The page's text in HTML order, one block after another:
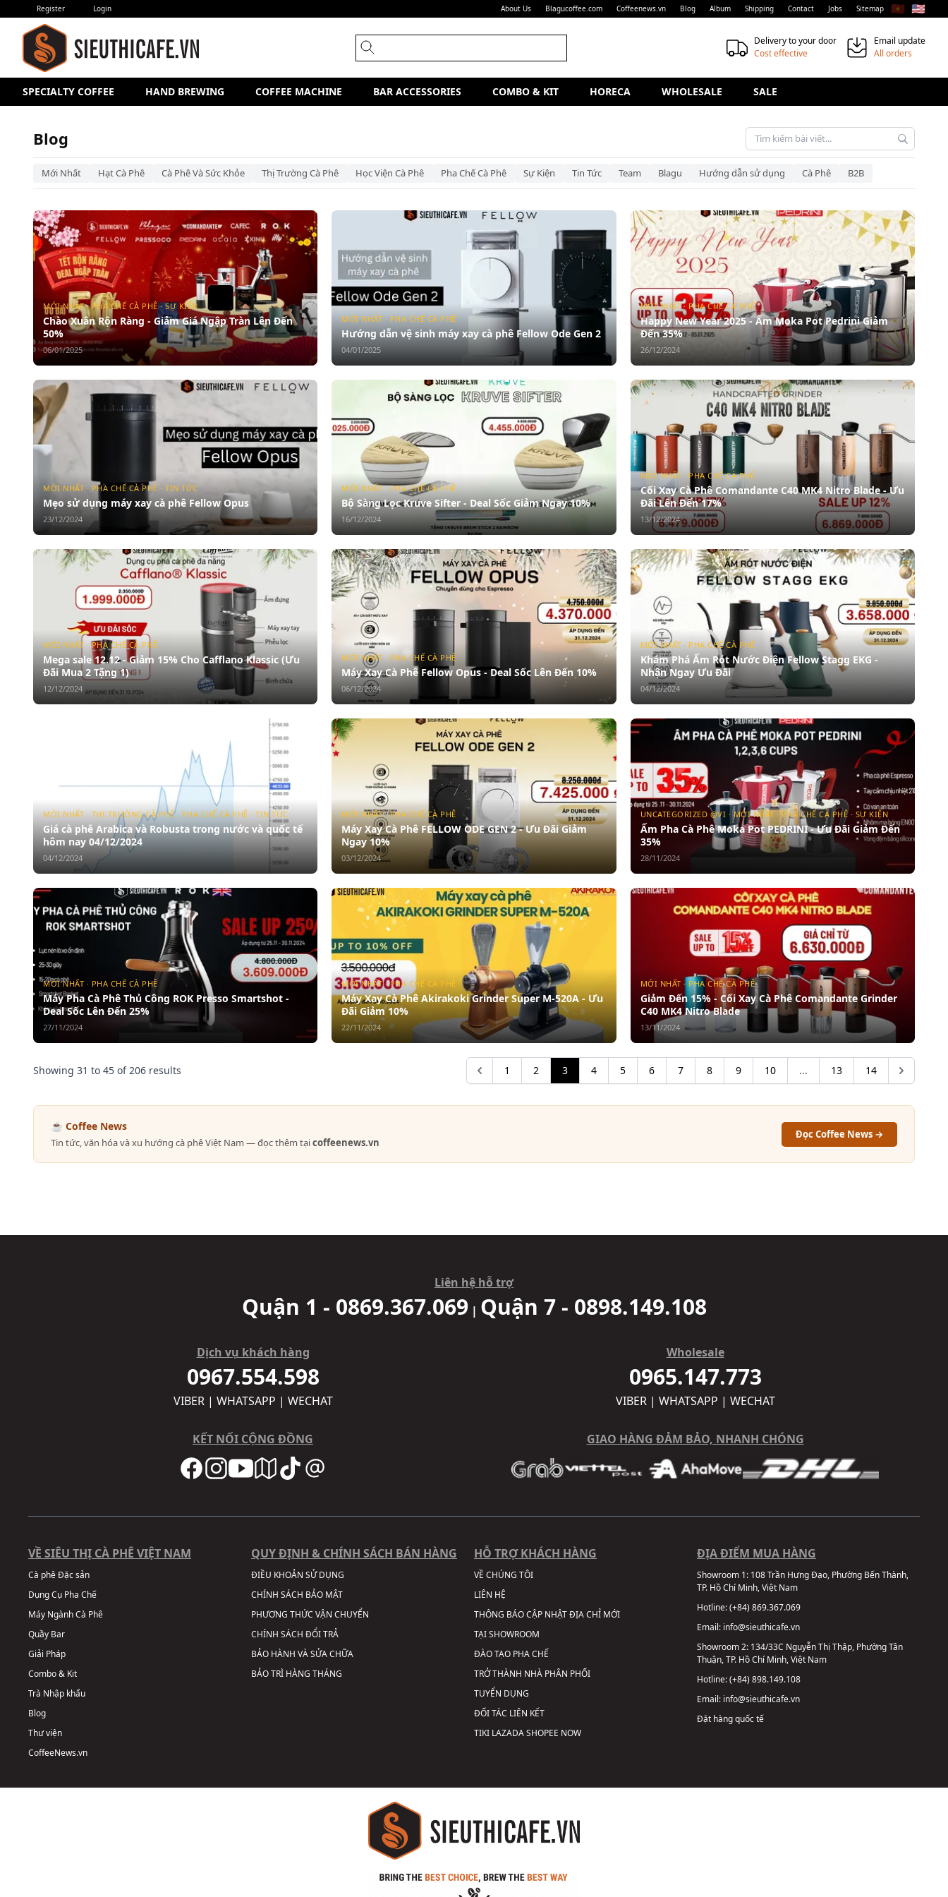
Register Login About Us Blagucoffee.com Coffeenews.vn Blog Album Shipping Contact Jobs Sitemap 🇻🇳 🇺🇸
Delivery to your door
Cost effective
Email update
All orders
SPECIALTY COFFEE HAND BREWING COFFEE MACHINE BAR ACCESSORIES COMBO & KIT HORECA WHOLESALE SALE
Blog
Mới Nhất Hạt Cà Phê Cà Phê Và Sức Khỏe Thị Trường Cà Phê Học Viện Cà Phê Pha Chế Cà Phê Sự Kiện Tin Tức Team Blagu Hướng dẫn sử dụng Cà Phê B2B
MỚI NHẤT · PHA CHẾ CÀ PHÊ · SỰ KIỆN
Chào Xuân Rộn Ràng - Giảm Giá Ngập Tràn Lên Đến
50%
06/01/2025
MỚI NHẤT · PHA CHẾ CÀ PHÊ
Hướng dẫn vệ sinh máy xay cà phê Fellow Ode Gen 2
04/01/2025
MỚI NHẤT · PHA CHẾ CÀ PHÊ
Happy New Year 2025 - Ấm Moka Pot Pedrini Giảm
Đến 35%
26/12/2024
MỚI NHẤT · PHA CHẾ CÀ PHÊ · TIN TỨC
Mẹo sử dụng máy xay cà phê Fellow Opus
23/12/2024
MỚI NHẤT · PHA CHẾ CÀ PHÊ
Bộ Sàng Lọc Kruve Sifter - Deal Sốc Giảm Ngay 10%
16/12/2024
MỚI NHẤT · PHA CHẾ CÀ PHÊ
Cối Xay Cà Phê Comandante C40 MK4 Nitro Blade - Ưu
Đãi Lên Đến 17%
13/12/2024
MỚI NHẤT · PHA CHẾ CÀ PHÊ
Mega sale 12.12 - Giảm 15% Cho Cafflano Klassic (Ưu
Đãi Mua 2 Tặng 1)
12/12/2024
MỚI NHẤT · PHA CHẾ CÀ PHÊ
Máy Xay Cà Phê Fellow Opus - Deal Sốc Lên Đến 10%
06/12/2024
MỚI NHẤT · PHA CHẾ CÀ PHÊ
Khám Phá Ấm Rót Nước Điện Fellow Stagg EKG -
Nhận Ngay Ưu Đãi
04/12/2024
MỚI NHẤT · THỊ TRƯỜNG CÀ PHÊ · PHA CHẾ CÀ PHÊ · TIN TỨC
Giá cà phê Arabica và Robusta trong nước và quốc tế
hôm nay 04/12/2024
04/12/2024
MỚI NHẤT · PHA CHẾ CÀ PHÊ
Máy Xay Cà Phê FELLOW ODE GEN 2 - Ưu Đãi Giảm
Ngay 10%
03/12/2024
UNCATEGORIZED @VI · MỚI NHẤT · PHA CHẾ CÀ PHÊ · SỰ KIỆN
Ấm Pha Cà Phê Moka Pot PEDRINI - Ưu Đãi Giảm Đến
35%
28/11/2024
MỚI NHẤT · PHA CHẾ CÀ PHÊ
Máy Pha Cà Phê Thủ Công ROK Presso Smartshot -
Deal Sốc Lên Đến 25%
27/11/2024
MỚI NHẤT · PHA CHẾ CÀ PHÊ
Máy Xay Cà Phê Akirakoki Grinder Super M-520A - Ưu
Đãi Giảm 10%
22/11/2024
MỚI NHẤT · PHA CHẾ CÀ PHÊ
Giảm Đến 15% - Cối Xay Cà Phê Comandante Grinder
C40 MK4 Nitro Blade
13/11/2024
Showing 31 to 45 of206 results 1 2 3 4 5 6 7 8 9 10 ... 13 14
☕ Coffee News
Tin tức, văn hóa và xu hướng cà phê Việt Nam — đọc thêm tạicoffeenews.vn
Đọc Coffee News →
Liên hệ hỗ trợ
Quận 1 - 0869.367.069 | Quận 7 - 0898.149.108
Dịch vụ khách hàng
0967.554.598
VIBER | WHATSAPP | WECHAT
Wholesale
0965.147.773
VIBER | WHATSAPP | WECHAT
KẾT NỐI CỘNG ĐỒNG GIAO HÀNG ĐẢM BẢO, NHANH CHÓNG
VỀ SIÊU THỊ CÀ PHÊ VIỆT NAM
Cà phê Đặc sản
Dụng Cụ Pha Chế
Máy Ngành Cà Phê
Quầy Bar
Giải Pháp
Combo & Kit
Trà Nhập khẩu
Blog
Thư viện
CoffeeNews.vn
QUY ĐỊNH & CHÍNH SÁCH BÁN HÀNG
ĐIỀU KHOẢN SỬ DỤNG
CHÍNH SÁCH BẢO MẬT
PHƯƠNG THỨC VẬN CHUYỂN
CHÍNH SÁCH ĐỔI TRẢ
BẢO HÀNH VÀ SỬA CHỮA
BẢO TRÌ HÀNG THÁNG
HỖ TRỢ KHÁCH HÀNG
VỀ CHÚNG TÔI
LIÊN HỆ
THÔNG BÁO CẬP NHẬT ĐỊA CHỈ MỚI
TẠI SHOWROOM
ĐÀO TẠO PHA CHẾ
TRỞ THÀNH NHÀ PHÂN PHỐI
TUYỂN DỤNG
ĐỐI TÁC LIÊN KẾT
TIKI LAZADASHOPEE NOW
ĐỊA ĐIỂM MUA HÀNG
Showroom 1: 108 Trần Hưng Đạo, Phường Bến Thành,
TP. Hồ Chí Minh, Việt Nam
Hotline:(+84) 869.367.069
Email: info@sieuthicafe.vn
Showroom 2: 134/33C Nguyễn Thị Thập, Phường Tân
Thuận, TP. Hồ Chí Minh, Việt Nam
Hotline:(+84) 898.149.108
Email: info@sieuthicafe.vn
Đặt hàng quốc tế